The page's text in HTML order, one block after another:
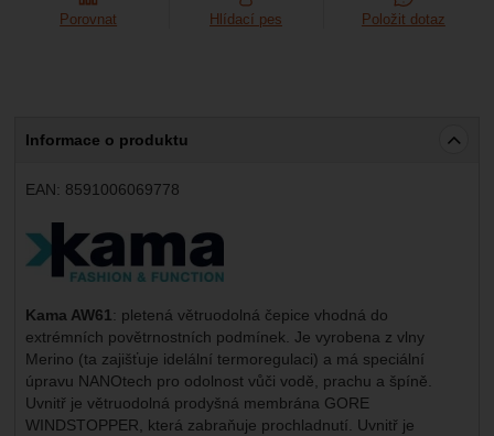
Porovnat Hlídací pes Položit dotaz
Informace o produktu
EAN: 8591006069778
Výrobce:
Kama AW61 : pletená větruodolná čepice vhodná do
extrémních povětrnostních podmínek. Je vyrobena z vlny
Merino (ta zajišťuje idelální termoregulaci) a má speciální
úpravu NANOtech pro odolnost vůči vodě, prachu a špíně.
Uvnitř je větruodolná prodyšná membrána GORE
WINDSTOPPER, která zabraňuje prochladnutí. Uvnitř je